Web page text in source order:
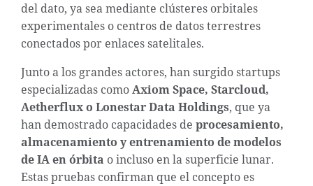
del dato, ya sea mediante clústeres orbitales
experimentales o centros de datos terrestres
conectados por enlaces satelitales.
Junto a los grandes actores, han surgido startups
especializadas comoAxiom Space, Starcloud,
Aetherflux o Lonestar Data Holdings, que ya
han demostrado capacidades de procesamiento,
almacenamiento y entrenamiento de modelos
de IA en órbita o incluso en la superficie lunar.
Estas pruebas confirman que el concepto es